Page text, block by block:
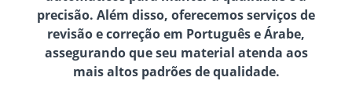
precisão. Além disso, oferecemos serviços de
revisão e correção em Português e Árabe,
assegurando que seu material atenda aos
mais altos padrões de qualidade.